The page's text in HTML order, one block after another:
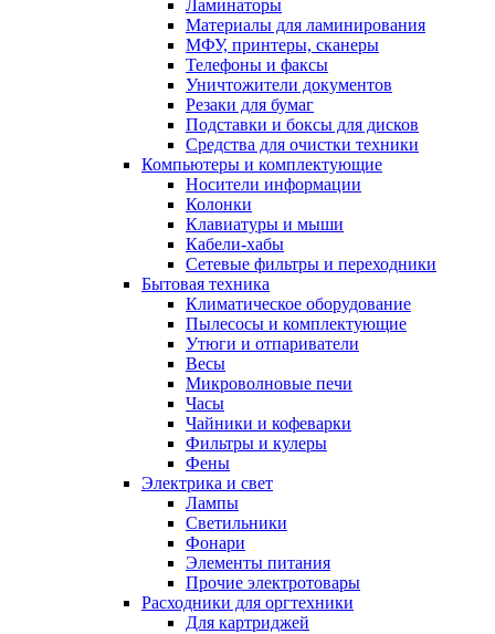
Ламинаторы
Материалы для ламинирования
МФУ, принтеры, сканеры
Телефоны и факсы
Уничтожители документов
Резаки для бумаг
Подставки и боксы для дисков
Средства для очистки техники
Компьютеры и комплектующие
Носители информации
Колонки
Клавиатуры и мыши
Кабели-хабы
Сетевые фильтры и переходники
Бытовая техника
Климатическое оборудование
Пылесосы и комплектующие
Утюги и отпариватели
Весы
Микроволновые печи
Часы
Чайники и кофеварки
Фильтры и кулеры
Фены
Электрика и свет
Лампы
Светильники
Фонари
Элементы питания
Прочие электротовары
Расходники для оргтехники
Для картриджей